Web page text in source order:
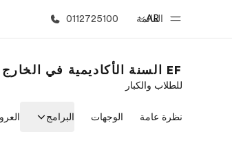
القائمة
AR
0112725100
أهلا بكم في إي أف
EF السنة الأكاديمية في الخارج
للطلاب والكبار
نظرة عامة الوجهات البرامج